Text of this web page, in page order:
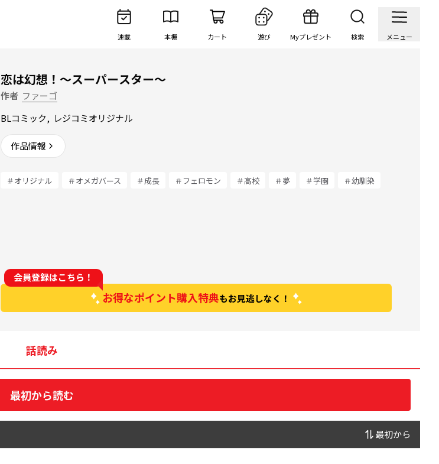
連載 本棚 カート 遊び Myプレゼント 検索 メニュー
恋は幻想！〜スーパースター〜
作者 ファーゴ
BLコミック, レジコミオリジナル
作品情報
＃オリジナル ＃オメガバース ＃成長 ＃フェロモン ＃高校 ＃夢 ＃学園 ＃幼馴染
お得なポイント購入特典もお見逃しなく！
会員登録はこちら！
話読み
最初から読む
最初から